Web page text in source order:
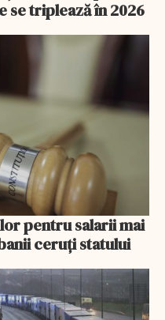
se triplează în 2026
pentru salarii mai
ceruți statului